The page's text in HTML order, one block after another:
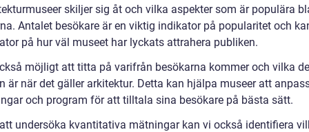
skiljer sig åt och vilka aspekter som är populära
Antalet besökare är en viktig indikator på popularitet och
på hur väl museet har lyckats attrahera publiken.
möjligt att titta på varifrån besökarna kommer och vilka
är när det gäller arkitektur. Detta kan hjälpa museer att
och program för att tilltala sina besökare på bästa sätt.
undersöka kvantitativa mätningar kan vi också identifiera